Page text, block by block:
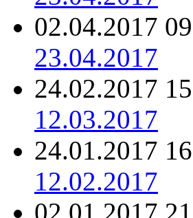
02.04.2017
23.04.2017
24.02.2017
12.03.2017
24.01.2017
12.02.2017
02.01.2017